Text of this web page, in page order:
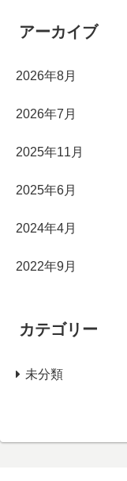
アーカイブ
2026年8月
2026年7月
2025年11月
2025年6月
2024年4月
2022年9月
カテゴリー
未分類